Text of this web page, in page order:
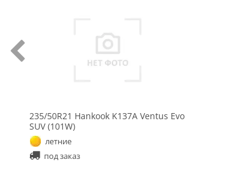
235/50R21 Hankook K137A Ventus Evo
SUV (101W)
летние
под заказ